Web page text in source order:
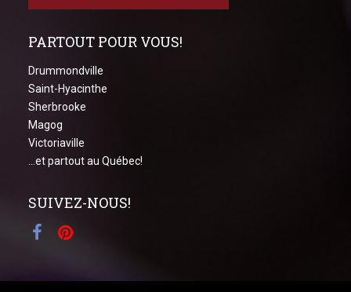
PARTOUT POUR VOUS!
Drummondville
Saint-Hyacinthe
Sherbrooke
Magog
Victoriaville
...et partout au Québec!
SUIVEZ-NOUS!